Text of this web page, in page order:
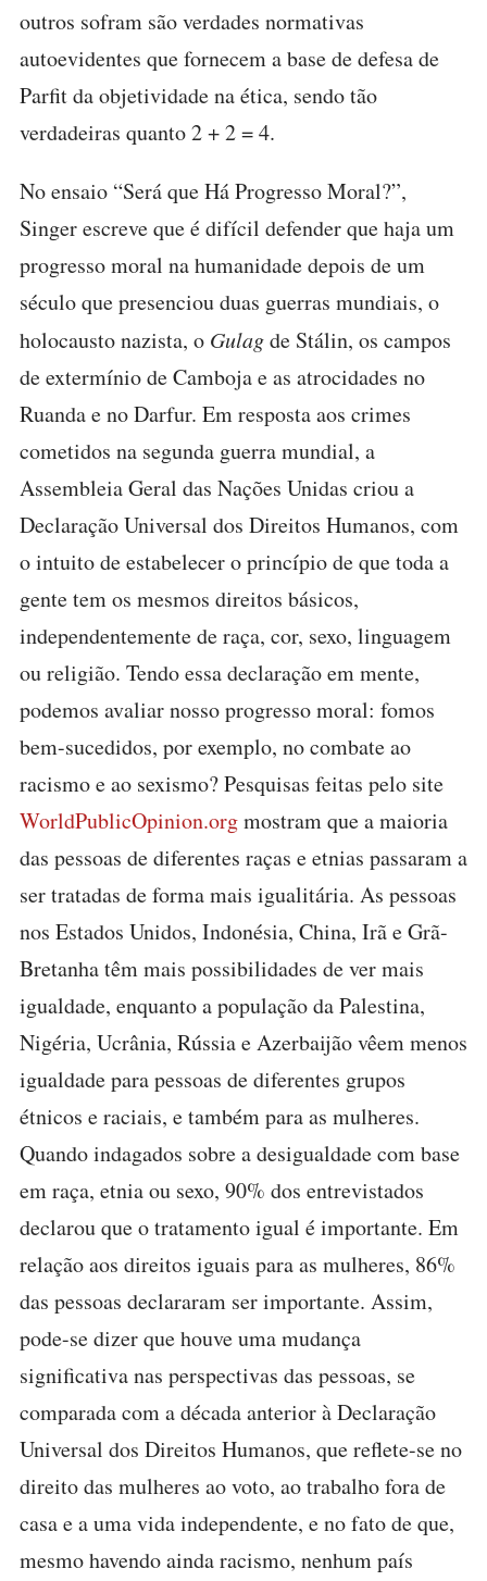
outros sofram são verdades normativas
autoevidentes que fornecem a base de defesa de
Parfit da objetividade na ética, sendo tão
verdadeiras quanto 2 + 2 = 4.
No ensaio “Será que Há Progresso Moral?”,
Singer escreve que é difícil defender que haja um
progresso moral na humanidade depois de um
século que presenciou duas guerras mundiais, o
holocausto nazista, o Gulagde Stálin, os campos
de extermínio de Camboja e as atrocidades no
Ruanda e no Darfur. Em resposta aos crimes
cometidos na segunda guerra mundial, a
Assembleia Geral das Nações Unidas criou a
Declaração Universal dos Direitos Humanos, com
o intuito de estabelecer o princípio de que toda a
gente tem os mesmos direitos básicos,
independentemente de raça, cor, sexo, linguagem
ou religião. Tendo essa declaração em mente,
podemos avaliar nosso progresso moral: fomos
bem-sucedidos, por exemplo, no combate ao
racismo e ao sexismo? Pesquisas feitas pelo site
WorldPublicOpinion.orgmostram que a maioria
das pessoas de diferentes raças e etnias passaram a
ser tratadas de forma mais igualitária. As pessoas
nos Estados Unidos, Indonésia, China, Irã e Grã-
Bretanha têm mais possibilidades de ver mais
igualdade, enquanto a população da Palestina,
Nigéria, Ucrânia, Rússia e Azerbaijão vêem menos
igualdade para pessoas de diferentes grupos
étnicos e raciais, e também para as mulheres.
Quando indagados sobre a desigualdade com base
em raça, etnia ou sexo, 90% dos entrevistados
declarou que o tratamento igual é importante. Em
relação aos direitos iguais para as mulheres, 86%
das pessoas declararam ser importante. Assim,
pode-se dizer que houve uma mudança
significativa nas perspectivas das pessoas, se
comparada com a década anterior à Declaração
Universal dos Direitos Humanos, que reflete-se no
direito das mulheres ao voto, ao trabalho fora de
casa e a uma vida independente, e no fato de que,
mesmo havendo ainda racismo, nenhum país